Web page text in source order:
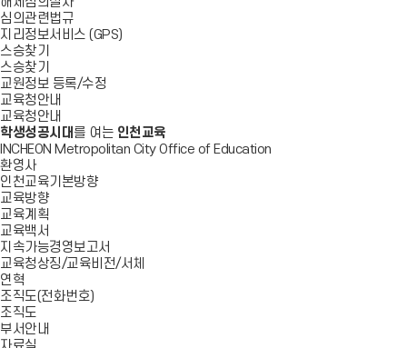
심의관련법규
지리정보서비스 (GPS)
스승찾기
스승찾기
교원정보 등록/수정
교육청안내
교육청안내
학생성공시대 를 여는 인천교육
INCHEON Metropolitan City Office of Education
환영사
인천교육기본방향
교육방향
교육계획
교육백서
지속가능경영보고서
교육청상징/교육비전/서체
연혁
조직도(전화번호)
조직도
부서안내